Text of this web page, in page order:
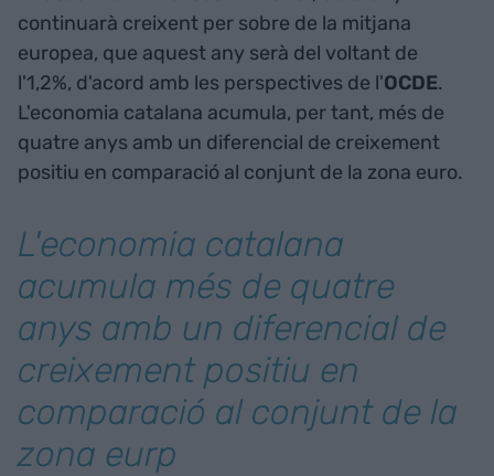
continuarà creixent per sobre de la mitjana
europea, que aquest any serà del voltant de
l'1,2%, d'acord amb les perspectives de l'OCDE.
L'economia catalana acumula, per tant, més de
quatre anys amb un diferencial de creixement
positiu en comparació al conjunt de la zona euro.
L'economia catalana
acumula més de quatre
anys amb un diferencial de
creixement positiu en
comparació al conjunt de la
zona eurp